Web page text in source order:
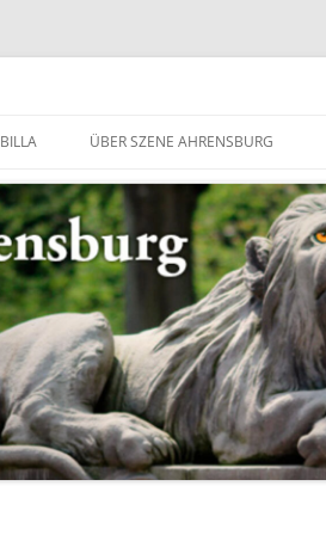
ÜBER SZENE AHRENSBURG